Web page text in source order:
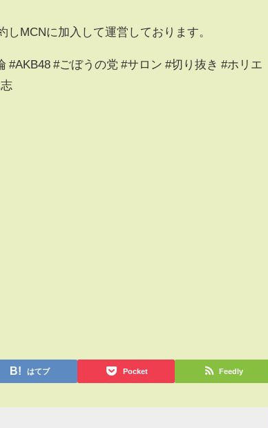
MCNに加入して運営しております。
#AKB48 #ごぼうの党 #サロン #切り抜き #ホリエ
はてブ Pocket Feedly